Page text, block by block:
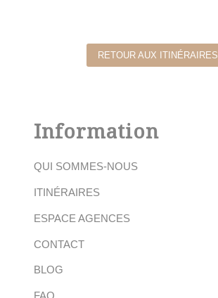
RETOUR AUX ITINÉRAIRES
Information
QUI SOMMES-NOUS
ITINÉRAIRES
ESPACE AGENCES
CONTACT
BLOG
FAQ